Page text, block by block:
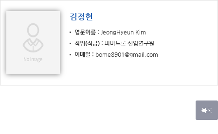
김정현
영문이름
JeongHyeun Kim
직위(직급)
파마트론 선임연구원
이메일
bome8901@gmail.com